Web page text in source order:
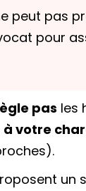
peut pas
pour
pas les
à votre
un